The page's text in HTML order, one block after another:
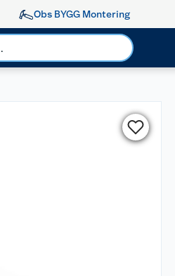
Obs BYGG Montering